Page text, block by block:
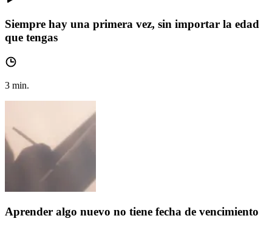
Siempre hay una primera vez, sin importar la edad
que tengas
3 min.
Aprender algo nuevo no tiene fecha de vencimiento